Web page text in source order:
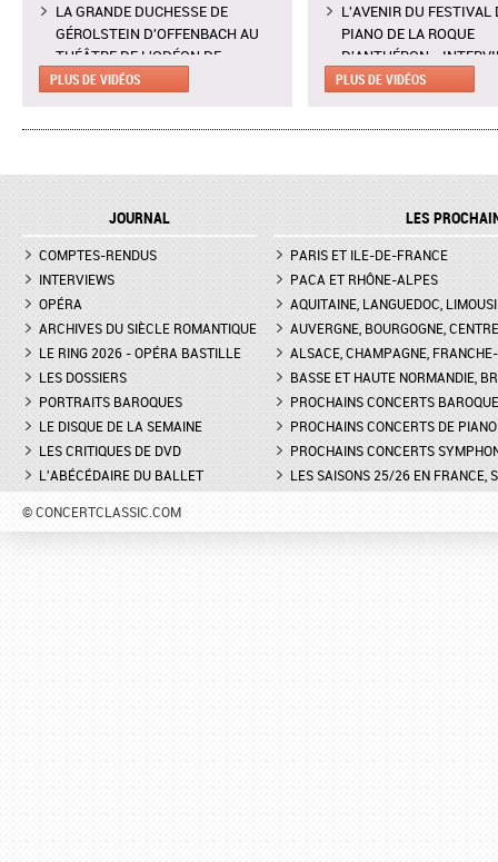
LA GRANDE DUCHESSE DE
GÉROLSTEIN D'OFFENBACH AU
THÉÂTRE DE L'ODÉON DE
MARSEILLE - EXTRAIT DE "AH !
L'ENLÈVEMENT AU SÉRAIL AU
- INTERVIEW DE MANON
LA GRANDE DUCHESSE DE
GÉROLSTEIN D'OFFENBACH AU
THÉÂTRE DE L'ODÉON DE
MARSEILLE - INTERVIEW D'YVES
COUDRAY, METTEUR EN SCÈN
DON GIOVANNI À L'OPÉRA DE
MONTPELLIER - EXTRAIT DE
"TREMA, TREMA, O SCELLERATO!"
PLUS DE VIDÉOS
L'AVENIR DU FESTIVAL
PIANO DE LA ROQUE
D'ANTHÉRON -
CLAIRE DÉSERT, CO-
MARTINA MEOLA
BUNIATISHVILI AU
D'ANTHÉRON
FESTIVAL DE PIANO DE
ROQUE D'ANTHÉON -
DE LA PRÉSENTATION
PIANOS
FESTIVAL CHOPIN À
INTERVIEW DE CLAIRE-
GUAY
PLUS DE VIDÉOS
JOURNAL
COMPTES-RENDUS
INTERVIEWS
OPÉRA
ARCHIVES DU SIÈCLE ROMANTIQUE
LE RING 2026 - OPÉRA BASTILLE
LES DOSSIERS
PORTRAITS BAROQUES
LE DISQUE DE LA SEMAINE
LES CRITIQUES DE DVD
L'ABÉCÉDAIRE DU BALLET
LES
PARIS ET ILE-DE-FRANCE
PACA ET RHÔNE-ALPES
AQUITAINE, LANGUEDOC,
AUVERGNE, BOURGOGNE, CENTRE
ALSACE, CHAMPAGNE,
BASSE ET HAUTE NORMANDIE,
PROCHAINS CONCERTS
PROCHAINS CONCERTS DE PIANO
PROCHAINS CONCERTS
LES SAISONS 25/26 EN FRANCE,
© CONCERTCLASSIC.COM